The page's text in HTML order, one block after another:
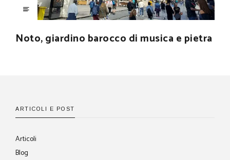
Noto, giardino barocco di musica e pietra
ARTICOLI E POST
Articoli
Blog